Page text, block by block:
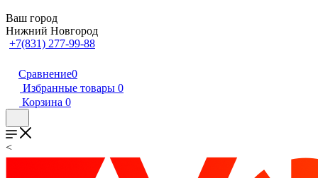
Ваш город
Нижний Новгород
+7(831) 277-99-88
Сравнение0
Избранные товары 0
Корзина 0
<